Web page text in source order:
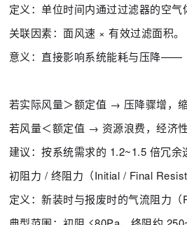
定义：单位时间内通过过滤器的空气
关联因素：面风速 × 有效过滤面积。
意义：直接影响系统能耗与压降——
若实际风量＞额定值 → 压降骤增，缩
若风量＜额定值 → 资源浪费，经济性
建议：按系统需求的 1.2~1.5 倍冗余
初阻力 / 终阻力（Initial / Final
定义：新装时与报废时的气流阻力（